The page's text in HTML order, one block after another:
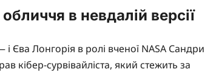
в невдалій версії
Єва Лонгорія в ролі вченої NASA Сандри
кібер-сурвівайліста, який стежить за